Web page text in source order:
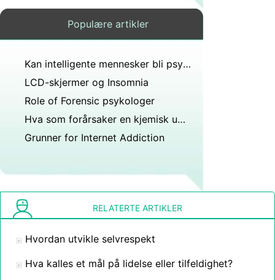
Populære artikler
Kan intelligente mennesker bli psykisk syke?
LCD-skjermer og Insomnia
Role of Forensic psykologer
Hva som forårsaker en kjemisk ubalanse
Grunner for Internet Addiction
RELATERTE ARTIKLER
Hvordan utvikle selvrespekt
Hva kalles et mål på lidelse eller tilfeldighet?